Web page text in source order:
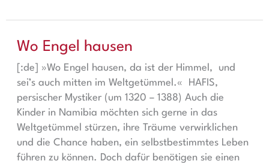
Wo Engel hausen
[:de] »Wo Engel hausen, da ist der Himmel, und
sei’s auch mitten im Weltgetümmel.« HAFIS,
persischer Mystiker (um 1320 – 1388) Auch die
Kinder in Namibia möchten sich gerne in das
Weltgetümmel stürzen, ihre Träume verwirklichen
und die Chance haben, ein selbstbestimmtes Leben
führen zu können. Doch dafür benötigen sie einen
Wo Engel hausen